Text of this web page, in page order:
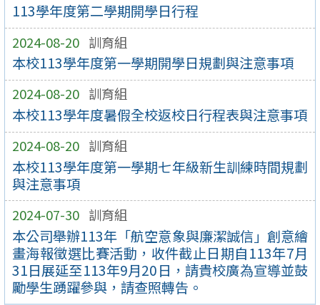
113學年度第二學期開學日行程
2024-08-20 訓育組
本校113學年度第一學期開學日規劃與注意事項
2024-08-20 訓育組
本校113學年度暑假全校返校日行程表與注意事項
2024-08-20 訓育組
本校113學年度第一學期七年級新生訓練時間規劃
與注意事項
2024-07-30 訓育組
本公司舉辦113年「航空意象與廉潔誠信」創意繪
畫海報徵選比賽活動，收件截止日期自113年7月
31日展延至113年9月20日，請貴校廣為宣導並鼓
勵學生踴躍參與，請查照轉告。